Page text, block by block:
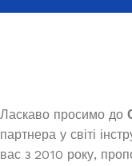
Ласкаво просимо до
партнера у світі
вас з 2010 року,